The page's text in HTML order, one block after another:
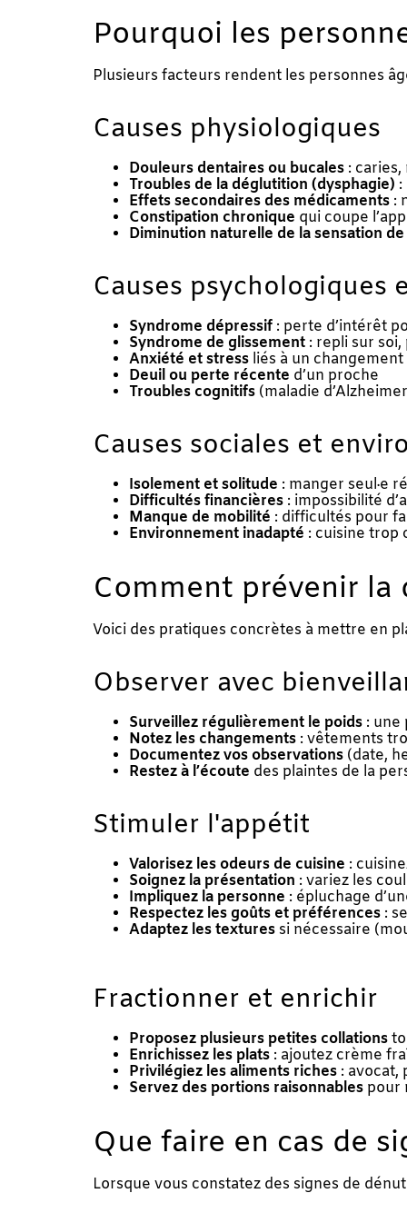
Pourquoi les
Plusieurs facteurs rendent les personnes
Causes physiologiques
Douleurs dentaires ou bucales :
Troubles de la déglutition (dysphagie)
Effets secondaires des médicaments :
Constipation chronique qui coupe
Diminution naturelle de la sensation
Causes psychologiques
Syndrome dépressif : perte d’intérêt
Syndrome de glissement : repli sur
Anxiété et stress liés à un
Deuil ou perte récente d’un proche
Troubles cognitifs (maladie
Causes sociales et
Isolement et solitude : manger seul·e
Difficultés financières : impossibilité
Manque de mobilité : difficultés pour
Environnement inadapté : cuisine trop
Comment prévenir
Voici des pratiques concrètes à mettre en
Observer avec
Surveillez régulièrement le poids : une
Notez les changements : vêtements
Documentez vos observations (date,
Restez à l’écoute des plaintes de la
Stimuler l'appétit
Valorisez les odeurs de cuisine :
Soignez la présentation : variez les
Impliquez la personne : épluchage
Respectez les goûts et préférences :
Adaptez les textures si nécessaire
Fractionner et enrichir
Proposez plusieurs petites collations
Enrichissez les plats : ajoutez crème
Privilégiez les aliments riches : avocat,
Servez des portions raisonnables pour
Que faire en cas de
Lorsque vous constatez des signes de